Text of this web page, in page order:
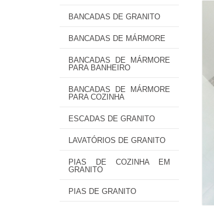
BANCADAS DE GRANITO
BANCADAS DE MÁRMORE
BANCADAS DE MÁRMORE
PARA BANHEIRO
BANCADAS DE MÁRMORE
PARA COZINHA
ESCADAS DE GRANITO
LAVATÓRIOS DE GRANITO
PIAS DE COZINHA EM
GRANITO
PIAS DE GRANITO